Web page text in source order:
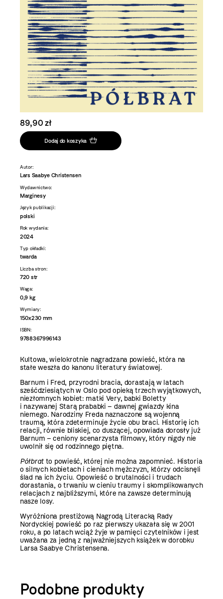
89,90 zł
Dodaj do koszyka
Autor:
Lars Saabye Christensen
Wydawnictwo:
Marginesy
Język publikacji:
polski
Rok wydania:
2024
Typ okładki:
twarda
Liczba stron:
720 str
Waga:
0,9 kg
Wymiary:
150x230 mm
ISBN:
9788367996143
Kultowa, wielokrotnie nagradzana powieść, która na
stałe weszła do kanonu literatury światowej.
Barnum i Fred, przyrodni bracia, dorastają w latach
sześćdziesiątych w Oslo pod opieką trzech wyjątkowych,
niezłomnych kobiet: matki Very, babki Boletty
i nazywanej Starą prababki – dawnej gwiazdy kina
niemego. Narodziny Freda naznaczone są wojenną
traumą, która zdeterminuje życie obu braci. Historię ich
relacji, równie bliskiej, co duszącej, opowiada dorosły już
Barnum – ceniony scenarzysta filmowy, który nigdy nie
uwolnił się od rodzinnego piętna.
Półbrat to powieść, której nie można zapomnieć. Historia
o silnych kobietach i cieniach mężczyzn, którzy odcisnęli
ślad na ich życiu. Opowieść o brutalności i trudach
dorastania, o trwaniu w cieniu traumy i skomplikowanych
relacjach z najbliższymi, które na zawsze determinują
nasze losy.
Wyróżniona prestiżową Nagrodą Literacką Rady
Nordyckiej powieść po raz pierwszy ukazała się w 2001
roku, a po latach wciąż żyje w pamięci czytelników i jest
uważana za jedną z najważniejszych książek w dorobku
Larsa Saabye Christensena.
Podobne produkty